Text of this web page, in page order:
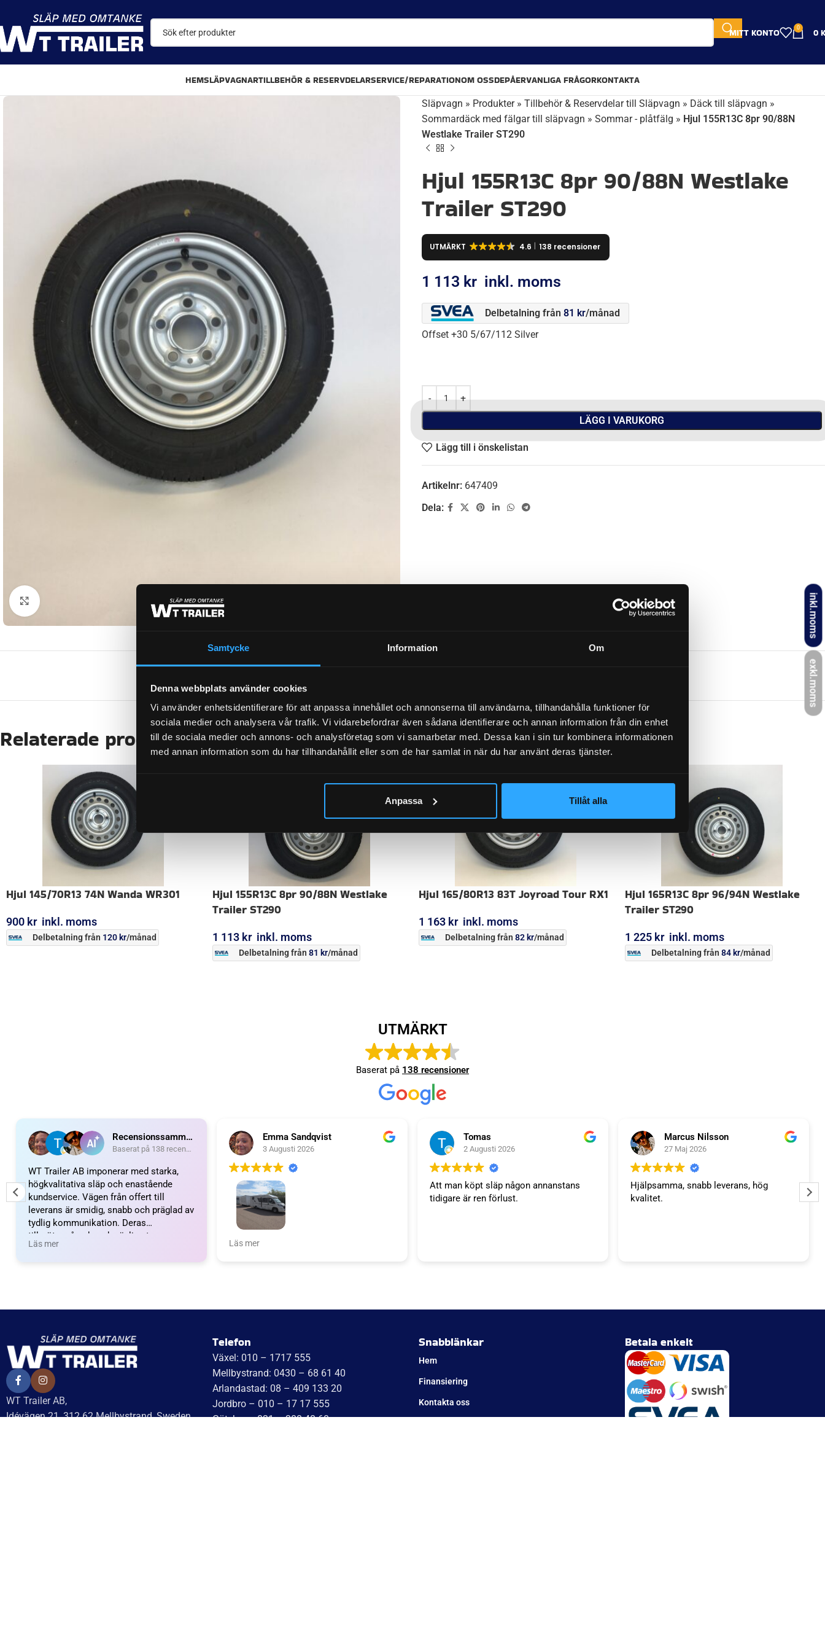
Samtycke Information Om
Denna webbplats använder cookies
Vi använder enhetsidentifierare för att anpassa innehållet och annonserna till användarna, tillhandahålla funktioner för
sociala medier och analysera vår trafik. Vi vidarebefordrar även sådana identifierare och annan information från din enhet
till de sociala medier och annons- och analysföretag som vi samarbetar med. Dessa kan i sin tur kombinera informationen
med annan information som du har tillhandahållit eller som de har samlat in när du har använt deras tjänster.
Anpassa Tillåt alla
inkl.moms
exkl.moms
MITT KONTO 0 0
HEMSLÄPVAGNARTILLBEHÖR & RESERVDELARSERVICE/REPARATIONOM OSSDEPÅERVANLIGA FRÅGORKONTAKTA
Släpvagn » Produkter» Tillbehör & Reservdelar till Släpvagn » Däck till släpvagn »
Sommardäck med fälgar till släpvagn » Sommar - plåtfälg » Hjul 155R13C 8pr 90/88N
Westlake Trailer ST290
Hjul 155R13C 8pr 90/88N Westlake
Trailer ST290
UTMÄRKT 4.6 138 recensioner
1 113 kr inkl. moms
Delbetalning från 81 kr/månad
Offset +30 5/67/112 Silver
LÄGG I VARUKORG
Lägg till i önskelistan
Artikelnr: 647409
Dela:
Relaterade produkter
Hjul 145/70R13 74N Wanda WR301
900 kr inkl. moms
Delbetalning från 120 kr/månad
Hjul 155R13C 8pr 90/88N Westlake
Trailer ST290
1 113 kr inkl. moms
Delbetalning från 81 kr/månad
Hjul 165/80R13 83T Joyroad Tour RX1
1 163 kr inkl. moms
Delbetalning från 82 kr/månad
Hjul 165R13C 8pr 96/94N Westlake
Trailer ST290
1 225 kr inkl. moms
Delbetalning från 84 kr/månad
UTMÄRKT
Baserat på 138 recensioner
Recensionssammanfattning
Baserat på 138 recensioner
WT Trailer AB imponerar med starka,
högkvalitativa släp och enastående
kundservice. Vägen från offert till
leverans är smidig, snabb och präglad av
tydlig kommunikation. Deras
tillmötesgående och vänliga team ger en
positiv upplevelse som gör kunder
Läs mer
Emma Sandqvist
3 Augusti 2026
Wow vilket släp. Tack WT trailer för ett
Läs mer
Tomas
2 Augusti 2026
Att man köpt släp någon annanstans
tidigare är ren förlust.
Marcus Nilsson
27 Maj 2026
Hjälpsamma, snabb leverans, hög
kvalitet.
WT Trailer AB,
Idévägen 21, 312 62 Mellbystrand, Sweden
Telefon
Växel: 010 – 1717 555
Mellbystrand: 0430 – 68 61 40
Arlandastad: 08 – 409 133 20
Jordbro – 010 – 17 17 555
Göteborg: 031 – 388 48 60
Snabblänkar
Hem
Finansiering
Kontakta oss
Betala enkelt